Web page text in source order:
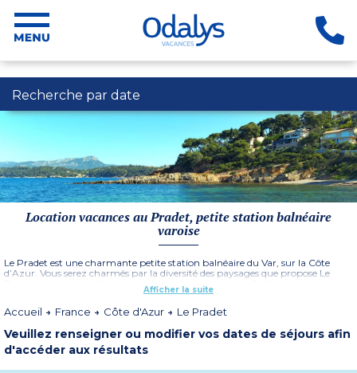
Recherche par date
Location vacances au Pradet, petite station balnéaire
varoise
Le Pradet est une charmante petite station balnéaire du Var, sur la Côte
d’Azur. Vous serez charmés par la diversité des paysages que propose Le
Pradet : plages de sable ou de galets, criques sauvages, forêts de pins,
vignobles, port de pêche et de plaisance… Une station balnéaire idéalement
de la région de Cassis en séjournant au sein de laRésidence Le Régence
Afficher la suite
Accueil France Côte d'Azur Le Pradet
Veuillez renseigner ou modifier vos dates de séjours afin
d'accéder aux résultats